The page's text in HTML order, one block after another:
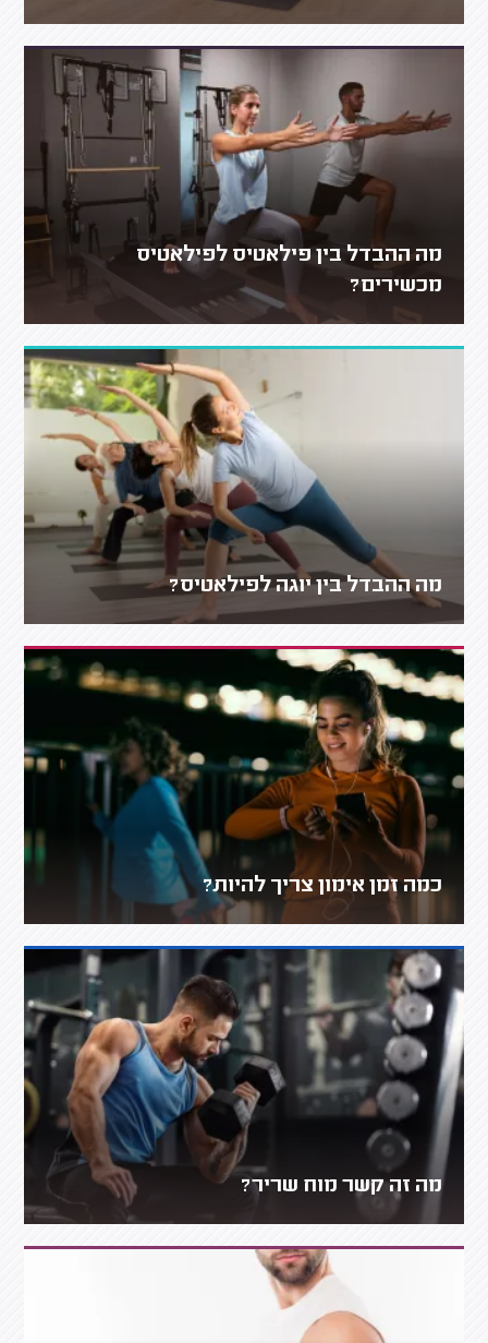
מה ההבדל בין פילאטיס לפילאטיס
מכשירים?
מה ההבדל בין יוגה לפילאטיס?
כמה זמן אימון צריך להיות?
מה זה קשר מוח שריר?